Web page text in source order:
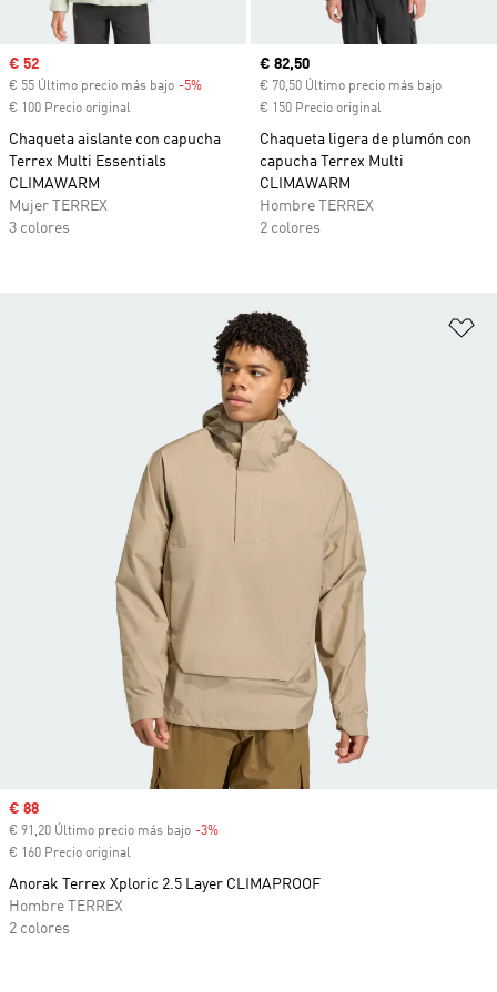
Precio de venta
€ 52
€ 55 Último precio más bajo -5% Descuento
€ 100 Precio original
Chaqueta aislante con capucha
Terrex Multi Essentials
CLIMAWARM
Mujer TERREX
3 colores
Precio actual
€ 82,50
€ 70,50 Último precio más bajo
€ 150 Precio original
Chaqueta ligera de plumón con
capucha Terrex Multi
CLIMAWARM
Hombre TERREX
2 colores
Precio de venta
€ 88
€ 91,20 Último precio más bajo -3%
€ 160 Precio original
Anorak Terrex Xploric 2.5 Layer CLIMAPROOF
Hombre TERREX
2 colores